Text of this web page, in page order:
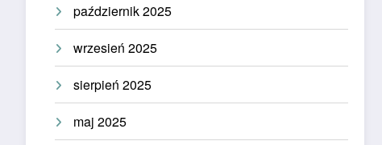
październik 2025
wrzesień 2025
sierpień 2025
maj 2025